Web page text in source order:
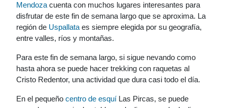
Mendoza cuenta con muchos lugares interesantes para
disfrutar de este fin de semana largo que se aproxima. La
región de Uspallata es siempre elegida por su geografía,
entre valles, ríos y montañas.
Para este fin de semana largo, si sigue nevando como
hasta ahora se puede hacer trekking con raquetas al
Cristo Redentor, una actividad que dura casi todo el día.
En el pequeño centro de esquí Las Pircas, se puede